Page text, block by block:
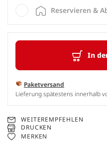
In
Paketversand
Lieferung spätestens innerhalb
Reservieren &
WEITEREMPFEHLEN
DRUCKEN
MERKEN